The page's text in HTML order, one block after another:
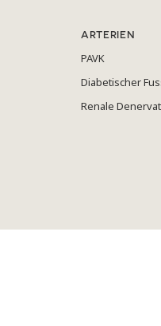
ARTERIEN
PAVK
Diabetischer
Renale